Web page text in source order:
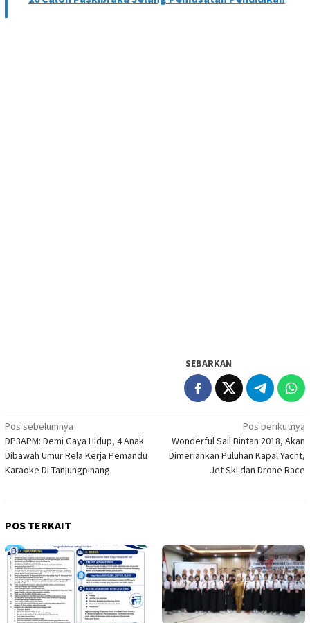
SEBARKAN
Navigasi
pos
Pos sebelumnya
DP3APM: Demi Gaya Hidup, 4 Anak
Dibawah Umur Rela Kerja Pemandu
Karaoke Di Tanjungpinang
Pos berikutnya
Wonderful Sail Bintan 2018, Akan
Dimeriahkan Puluhan Kapal Yacht,
Jet Ski dan Drone Race
POS TERKAIT